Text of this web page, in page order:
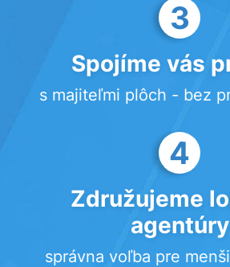
3
Spojíme vás
s majiteľmi plôch - bez
4
Združujeme
agentúry
správna voľba pre